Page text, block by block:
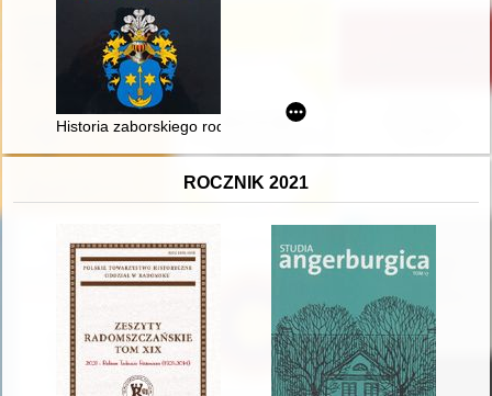
Historia zaborskiego rodu Ukleja-Czarnowskich Augustyna
ROCZNIK 2021